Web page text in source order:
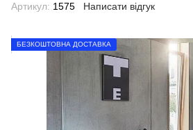
Артикул: 1575 Написати відгук
БЕЗКОШТОВНА ДОСТАВКА